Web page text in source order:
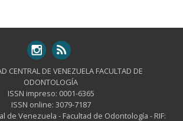
CENTRAL DE VENEZUELA FACULTAD DE
ODONTOLOGÍA
ISSN impreso: 0001-6365
ISSN online: 3079-7187
de Venezuela - Facultad de Odontología - RIF: